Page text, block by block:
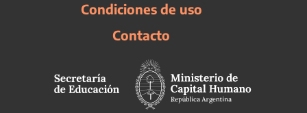
Condiciones de uso
Contacto